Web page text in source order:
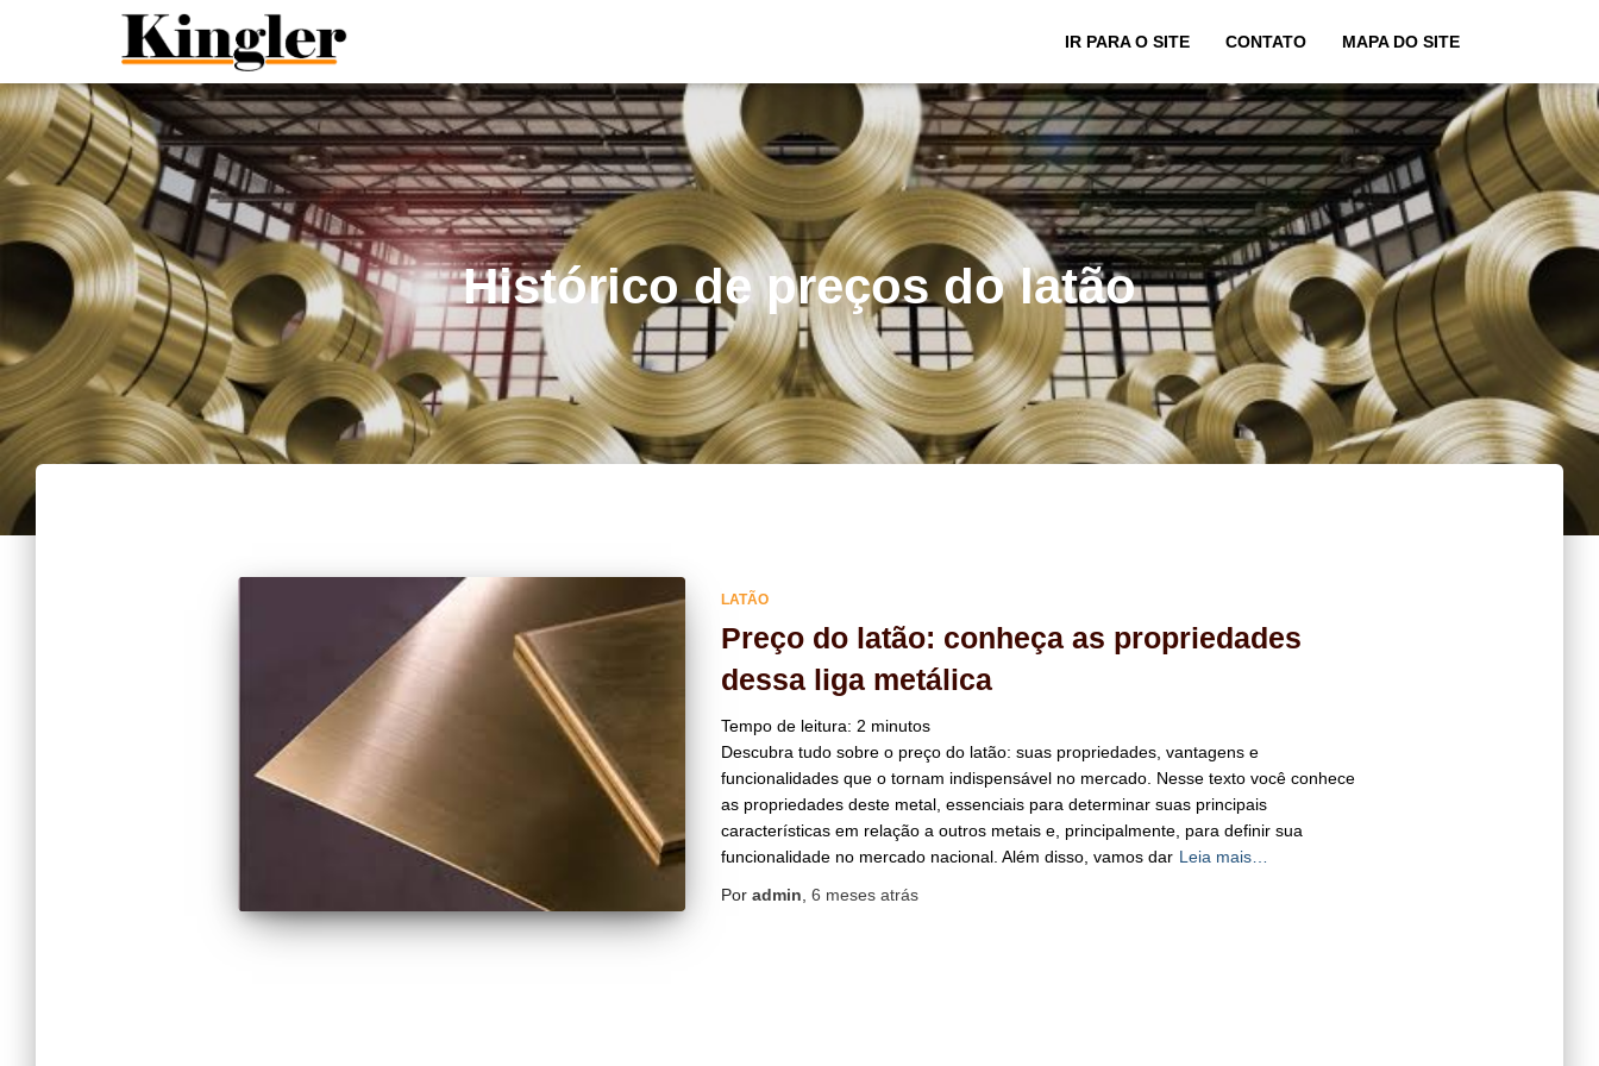
IR PARA O SITE
CONTATO MAPA DO SITE
Histórico de preços do latão
LATÃO
Preço do latão: conheça as propriedades
dessa liga metálica
Tempo de leitura: 2 minutos
Descubra tudo sobre o preço do latão: suas propriedades, vantagens e
funcionalidades que o tornam indispensável no mercado. Nesse texto você conhece
as propriedades deste metal, essenciais para determinar suas principais
características em relação a outros metais e, principalmente, para definir sua
funcionalidade no mercado nacional. Além disso, vamos dar Leia mais…
Por admin 6 mesesatrás